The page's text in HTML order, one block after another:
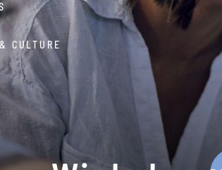
CULTURE